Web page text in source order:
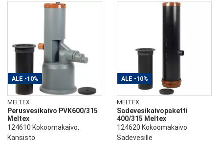
ALE -10%
MELTEX
Perusvesikaivo PVK600/315
Meltex
124610 Kokoomakaivo,
Kansisto
ALE -10%
MELTEX
Sadevesikaivopaketti
400/315 Meltex
124620 Kokoomakaivo
Sadevesille